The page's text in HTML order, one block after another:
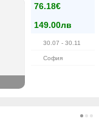
76.18€
149.00лв
30.07 - 30.11
София